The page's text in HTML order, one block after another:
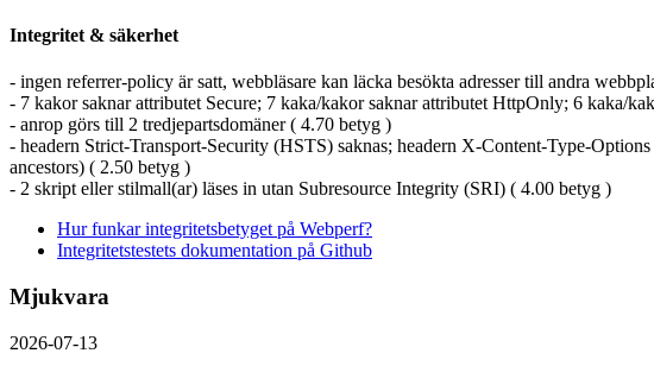
Integritet & säkerhet
- ingen referrer-policy är satt, webbläsare kan läcka besökta adresser till andra
- 7 kakor saknar attributet Secure; 7 kaka/kakor saknar attributet HttpOnly; 6 kaka/
- anrop görs till 2 tredjepartsdomäner ( 4.70 betyg )
- headern Strict-Transport-Security (HSTS) saknas; headern X-Content-Type-
ancestors) ( 2.50 betyg )
- 2 skript eller stilmall(ar) läses in utan Subresource Integrity (SRI) ( 4.00 betyg )
Hur funkar integritetsbetyget på Webperf?
Integritetstestets dokumentation på Github
Mjukvara
2026-07-13